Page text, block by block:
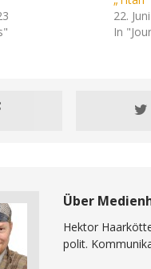
22.
In
Über
Hektor
polit.